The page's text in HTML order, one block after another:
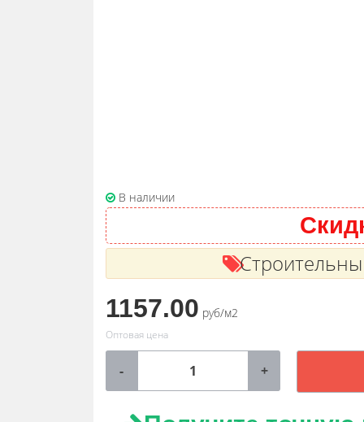
В наличии
1157.00 руб/м2
Оптовая цена
- +